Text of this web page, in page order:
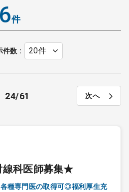
件
件数
24 61 次へ
線科医師募集★
種専門医の取得可◎福利厚生充